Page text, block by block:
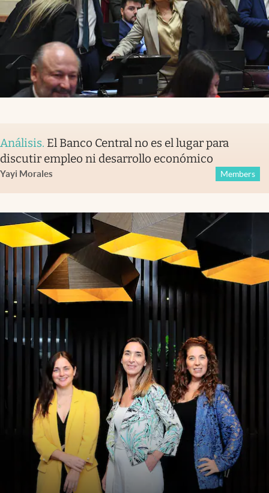
Análisis. El Banco Central no es el lugar para
discutir empleo ni desarrollo económico
Yayi Morales Members